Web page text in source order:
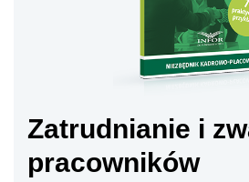
Zatrudnianie i
pracowników